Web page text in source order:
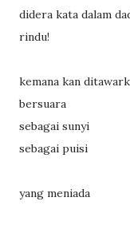
didera kata dalam
rindu!
kemana kan
bersuara
sebagai sunyi
sebagai puisi
yang meniada